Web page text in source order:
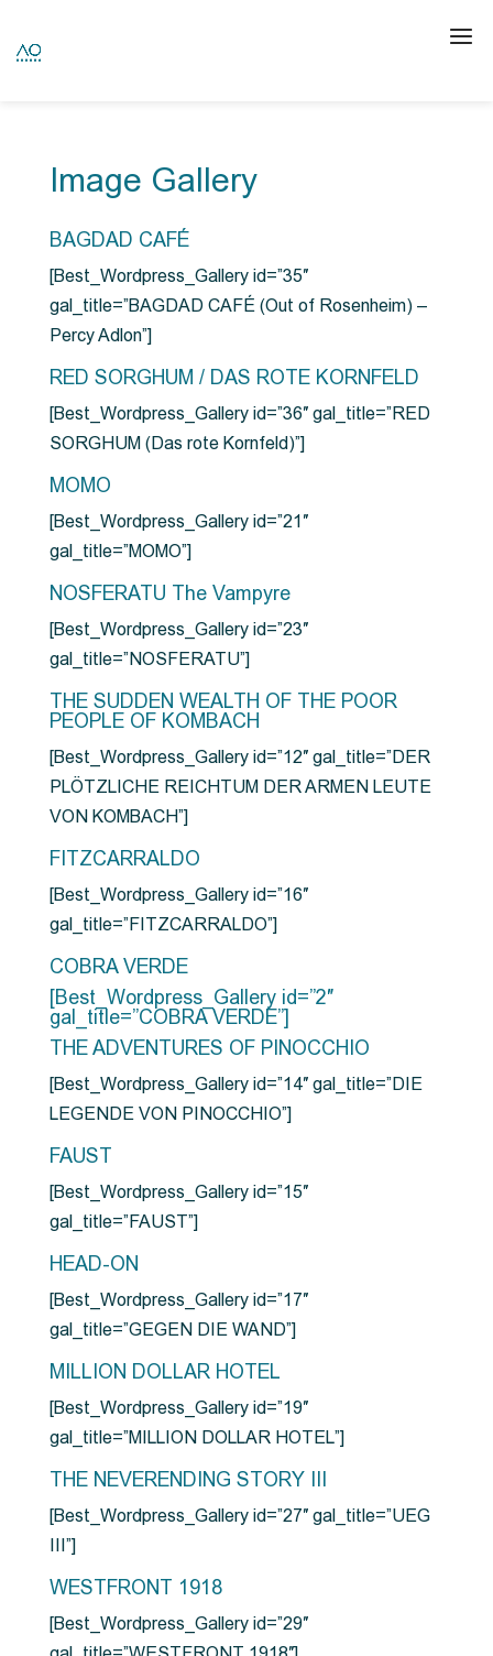
Image Gallery
BAGDAD CAFÉ
[Best_Wordpress_Gallery id=”35″
gal_title=”BAGDAD CAFÉ (Out of Rosenheim) –
Percy Adlon”]
RED SORGHUM / DAS ROTE KORNFELD
[Best_Wordpress_Gallery id=”36″ gal_title=”RED
SORGHUM (Das rote Kornfeld)”]
MOMO
[Best_Wordpress_Gallery id=”21″
gal_title=”MOMO”]
NOSFERATU The Vampyre
[Best_Wordpress_Gallery id=”23″
gal_title=”NOSFERATU”]
THE SUDDEN WEALTH OF THE POOR
PEOPLE OF KOMBACH
[Best_Wordpress_Gallery id=”12″ gal_title=”DER
PLÖTZLICHE REICHTUM DER ARMEN LEUTE
VON KOMBACH”]
FITZCARRALDO
[Best_Wordpress_Gallery id=”16″
gal_title=”FITZCARRALDO”]
COBRA VERDE
[Best_Wordpress_Gallery id=”2″
gal_title=”COBRA VERDE”]
THE ADVENTURES OF PINOCCHIO
[Best_Wordpress_Gallery id=”14″ gal_title=”DIE
LEGENDE VON PINOCCHIO”]
FAUST
[Best_Wordpress_Gallery id=”15″
gal_title=”FAUST”]
HEAD-ON
[Best_Wordpress_Gallery id=”17″
gal_title=”GEGEN DIE WAND”]
MILLION DOLLAR HOTEL
[Best_Wordpress_Gallery id=”19″
gal_title=”MILLION DOLLAR HOTEL”]
THE NEVERENDING STORY III
[Best_Wordpress_Gallery id=”27″ gal_title=”UEG
III”]
WESTFRONT 1918
[Best_Wordpress_Gallery id=”29″